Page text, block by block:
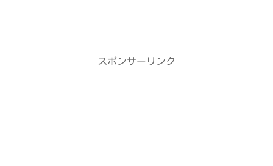
スポンサーリンク